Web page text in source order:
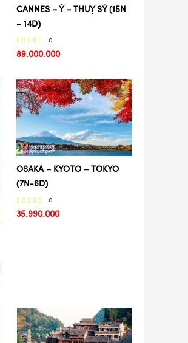
CANNES – Ý – THUỴ SỸ (15N
– 14D)
0
89.000.000
OSAKA – KYOTO – TOKYO
(7N-6D)
0
35.990.000